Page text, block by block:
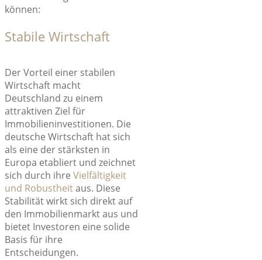
können:
Stabile Wirtschaft
Der Vorteil einer stabilen
Wirtschaft macht
Deutschland zu einem
attraktiven Ziel für
Immobilieninvestitionen. Die
deutsche Wirtschaft hat sich
als eine der stärksten in
Europa etabliert und zeichnet
sich durch ihre Vielfältigkeit
und Robustheitaus. Diese
Stabilität wirkt sich direkt auf
den Immobilienmarkt aus und
bietet Investoren eine solide
Basis für ihre
Entscheidungen.